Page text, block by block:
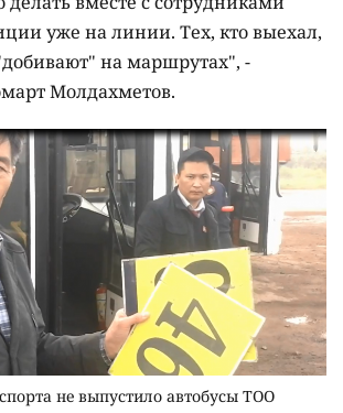
уже на линии. Тех, кто выехал,
на маршрутах", -
Молдахметов.
не выпустило автобусы ТОО